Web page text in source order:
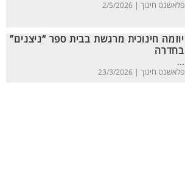
פלאשנט חינוך | 2/5/2026
יוזמה חינוכית מרגשת בבית ספר “ניצנים”
בחדרה
...
פלאשנט חינוך | 23/3/2026